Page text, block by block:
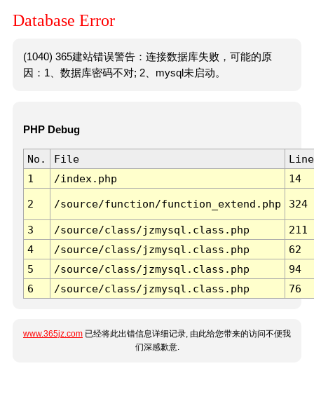
Database Error
(1040) 365建站错误警告：连接数据库失败，可能的原
因：1、数据库密码不对; 2、mysql未启动。
PHP Debug
No. File
Line
1
/index.php 14
2 /source/function/function_extend.php 324
3 /source/class/jzmysql.class.php
211
4
/source/class/jzmysql.class.php
62
5
/source/class/jzmysql.class.php
94
6
/source/class/jzmysql.class.php 76
www.365jz.com 已经将此出错信息详细记录, 由此给您带来的访问不便我
们深感歉意.